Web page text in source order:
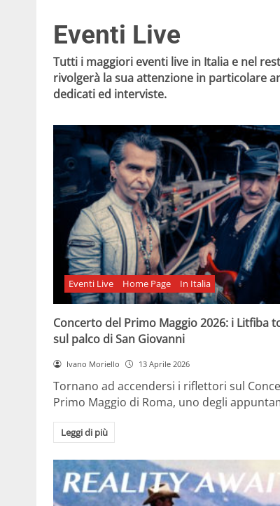
Eventi Live
Tutti i maggiori eventi live in Italia e nel
rivolgerà la sua attenzione in particolare
dedicati ed interviste.
Eventi Live Home Page In Italia
Concerto del Primo Maggio 2026: i Litfiba
sul palco di San Giovanni
Ivano Moriello 13 Aprile 2026
Tornano ad accendersi i riflettori sul
Primo Maggio di Roma, uno degli
Leggi di più